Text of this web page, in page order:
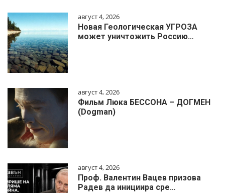
август 4, 2026
Новая Геологическая УГРОЗА
может уничтожить Россию…
август 4, 2026
Фильм Люка БЕССОНА – ДОГМЕН
(Dogman)
август 4, 2026
Проф. Валентин Вацев призова
Радев да инициира сре…